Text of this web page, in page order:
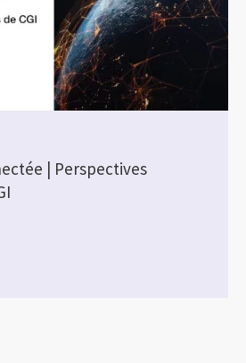
| Perspectives